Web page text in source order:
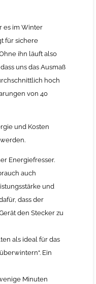
es im Winter
für sichere
ihn läuft also
uns das Ausmaß
hoch
von 40
und Kosten
Energiefresser.
auch
und
dass der
den Stecker zu
als ideal für das
Ein
Minuten